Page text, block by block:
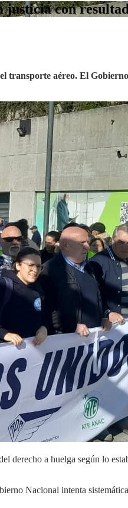
justicia con
aéreo. El
derecho a huelga según lo
Nacional intenta